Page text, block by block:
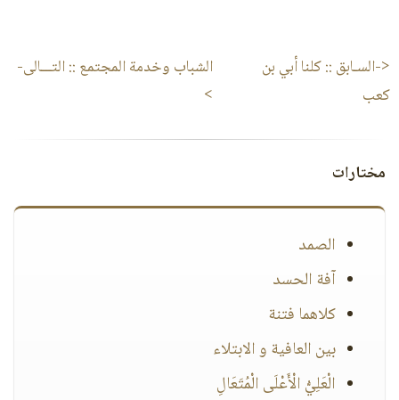
<-السـابق ::كلنا أبي بن
كعب
الشباب وخدمة المجتمع :: التـــالى-
>
مختارات
الصمد
آفة الحسد
كلاهما فتنة
بين العافية و الابتلاء
الْعَلِيُّ الْأَعْلَى الْمُتَعَالِ